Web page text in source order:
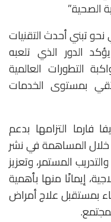
الصحية.”
تبني أحدث التقنيات
الدور الذي تلعبه
التطورات العالمية
بمستوى الخدمات
فارما التزامها بدعم
المساهمة في نشر
المستمر، وتعزيز
إيمانًا منها بأهمية
بمستقبل علاج أمراض